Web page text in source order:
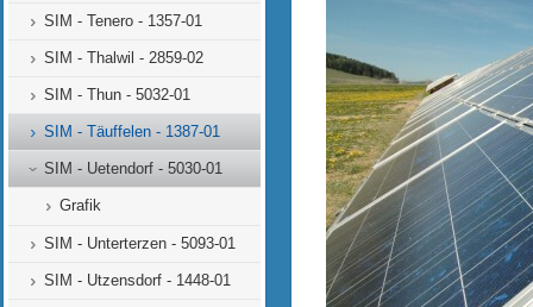
SIM - Tenero - 1357-01
SIM - Thalwil - 2859-02
SIM - Thun - 5032-01
SIM - Täuffelen - 1387-01
SIM - Uetendorf - 5030-01
Grafik
SIM - Unterterzen - 5093-01
SIM - Utzensdorf - 1448-01